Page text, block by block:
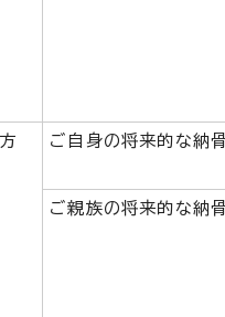
ご自身の将来的な納
ご親族の将来的な納